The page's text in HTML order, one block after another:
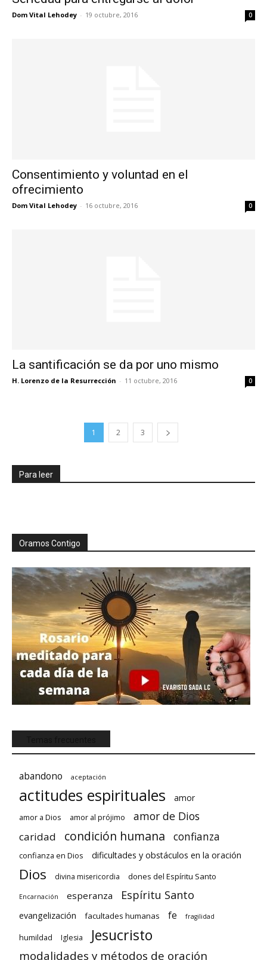
Dom Vital Lehodey - 19 octubre, 2016 0
Consentimiento y voluntad en el
ofrecimiento
Dom Vital Lehodey - 16 octubre, 2016 0
La santificación se da por uno mismo
H. Lorenzo de la Resurrección - 11 octubre, 2016 0
1 2 3
Para leer
Oramos Contigo
abandono aceptación
actitudes espirituales amor
amor a Dios amor al prójimo amor de Dios
caridad condición humana confianza
confianza en Dios dificultades y obstáculos en la oración
Dios divina misericordia dones del Espíritu Santo
Encarnación esperanza Espíritu Santo
evangelización facultades humanas fe fragilidad
humildad Iglesia Jesucristo
modalidades y métodos de oración